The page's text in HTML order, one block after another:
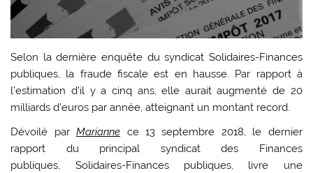
Selon la dernière enquête du syndicat Solidaires-Finances
publiques, la fraude fiscale est en hausse. Par rapport à
l’estimation d’il y a cinq ans, elle aurait augmenté de 20
milliards d’euros par année, atteignant un montant record.
Dévoilé par Marianne ce 13 septembre 2018, le dernier
rapport du principal syndicat des Finances
publiques, Solidaires-Finances publiques, livre une